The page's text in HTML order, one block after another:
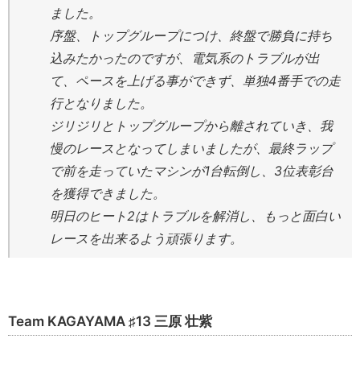
ました。
序盤、トップグループにつけ、終盤で勝負に持ち
込みたかったのですが、電気系のトラブルが出
て、ペースを上げる事ができず、単独4番手での走
行となりました。
ジリジリとトップグループから離されていき、我
慢のレースとなってしまいましたが、最終ラップ
で前を走っていたマシンが1台転倒し、3位表彰台
を獲得できました。
明日のヒート2はトラブルを解消し、もっと面白い
レースを出来るよう頑張ります。
Team KAGAYAMA ♯13 三原 壮紫